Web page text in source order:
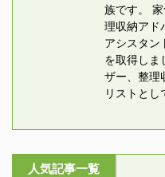
族です。
理収納アド
アシスタン
を取得しま
ザー、整理
リストとし
人気記事一覧